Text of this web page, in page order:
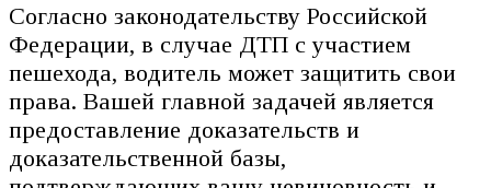
Согласно законодательству Российской
Федерации, в случае ДТП с участием
пешехода, водитель может защитить свои
права. Вашей главной задачей является
предоставление доказательств и
доказательственной базы,